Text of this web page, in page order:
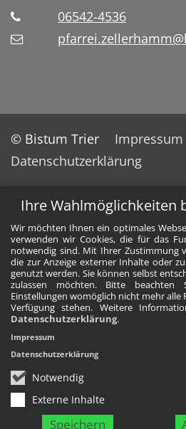
Ihre Wahlmöglichkeiten
Wir möchten Ihnen ein optimales
verwenden wir Cookies, die für das
notwendig sind. Mit Ihrer Zustimmung
die zur Anzeige externer Inhalte oder
genutzt werden. Sie können selbst
zulassen möchten. Bitte
Einstellungen womöglich nicht mehr
Verfügung stehen. Weitere
Datenschutzerklärung.
Notwendig
Externe Inhalte
Speichern
Impressum
Datenschutzerklärung
06542-4536
© Bistum Trier
Impressum
Datenschutzerklärung